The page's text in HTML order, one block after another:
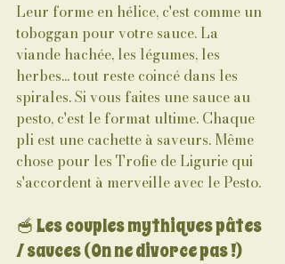
Leur forme en hélice, c'est comme un
toboggan pour votre sauce. La
viande hachée, les légumes, les
herbes... tout reste coincé dans les
spirales. Si vous faites une sauce au
pesto, c'est le format ultime. Chaque
pli est une cachette à saveurs. Même
chose pour les Trofie de Ligurie qui
s'accordent à merveille avec le Pesto.
🥣 Les couples mythiques pâtes
/ sauces (On ne divorce pas !)